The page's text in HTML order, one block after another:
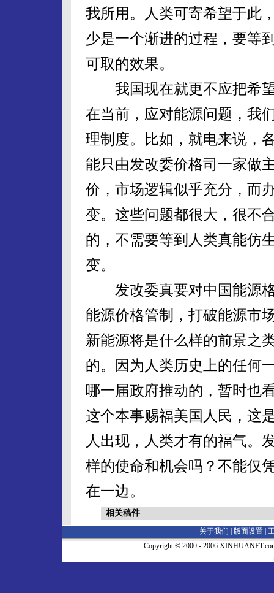
我所用。人类可寄希望于此
少是一个渐进的过程，要等
可取的效果。
我国现在就更不应把希望
在当前，应对能源问题，我
理制度。比如，就电来说，
能只由发改委价格司一家做
价，市场逻辑似乎充分，而
变。这些问题都很大，很不
的，不需要等到人类真能仿
变。
发改委真要对中国能源格
能源价格管制，打破能源市
新能源将是什么样的前景之
的。因为人类历史上的任何
哪一届政府推动的，暂时也
这个本事赐福美国人民，这
人出现，人类才有的福气。
样的使命和机会吗？不能仅
在一边。
相关稿件
关于我们 | 版面设置
Copyright © 2000 - 2006